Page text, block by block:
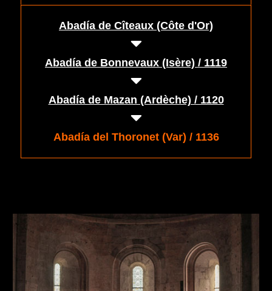
Abadía de Cîteaux (Côte d'Or)
Abadía de Bonnevaux (Isère) / 1119
Abadía de Mazan (Ardèche) / 1120
Abadía del Thoronet (Var) / 1136